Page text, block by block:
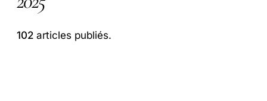
102 articles publiés.